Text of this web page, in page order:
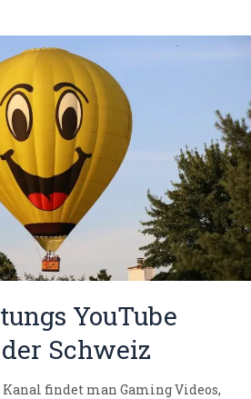
YouTube
Schweiz
Kanal findet man Gaming Videos,